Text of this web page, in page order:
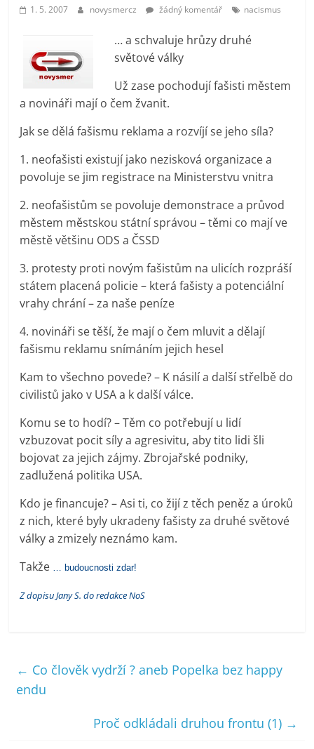
prospívá?
1. 5. 2007 novysmercz žádný komentář nacismus
… a schvaluje hrůzy druhé
světové války
Už zase pochodují fašisti městem
a novináři mají o čem žvanit.
Jak se dělá fašismu reklama a rozvíjí se jeho síla?
1. neofašisti existují jako nezisková organizace a
povoluje se jim registrace na Ministerstvu vnitra
2. neofašistům se povoluje demonstrace a průvod
městem městskou státní správou – těmi co mají ve
městě většinu ODS a ČSSD
3. protesty proti novým fašistům na ulicích rozpráší
státem placená policie – která fašisty a potenciální
vrahy chrání – za naše peníze
4. novináři se těší, že mají o čem mluvit a dělají
fašismu reklamu snímáním jejich hesel
Kam to všechno povede? – K násilí a další střelbě do
civilistů jako v USA a k další válce.
Komu se to hodí? – Těm co potřebují u lidí
vzbuzovat pocit síly a agresivitu, aby tito lidi šli
bojovat za jejich zájmy. Zbrojařské podniky,
zadlužená politika USA.
Kdo je financuje? – Asi ti, co žijí z těch peněz a úroků
z nich, které byly ukradeny fašisty za druhé světové
války a zmizely neznámo kam.
Takže
… budoucnosti zdar!
Z dopisu Jany S. do redakce NoS
← Co člověk vydrží ? aneb Popelka bez happy
endu
Proč odkládali druhou frontu (1) →